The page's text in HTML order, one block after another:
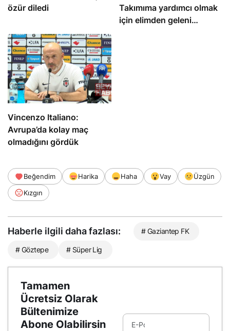
özür diledi
Takımıma yardımcı olmak
için elimden geleni
Vincenzo Italiano:
Avrupa’da kolay maç
olmadığını gördük
Beğendim Harika Haha Vay
Üzgün
Kızgın
Haberle ilgili daha fazlası: # Gaziantep FK
# Göztepe # Süper Lig
Tamamen
Ücretsiz Olarak
Bültenimize
Abone Olabilirsin